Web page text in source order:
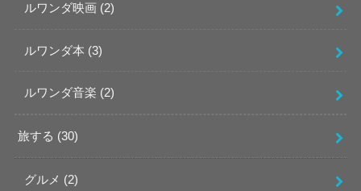
ルワンダ映画 (2)
ルワンダ本 (3)
ルワンダ音楽 (2)
旅する (30)
グルメ (2)